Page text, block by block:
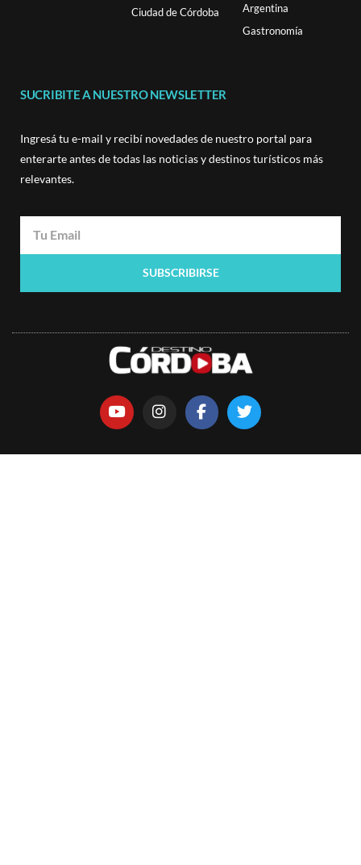
Ciudad de Córdoba
Argentina
Gastronomía
SUCRIBITE A NUESTRO NEWSLETTER
Ingresá tu e-mail y recibí novedades de nuestro portal para
enterarte antes de todas las noticias y destinos turísticos más
relevantes.
SUBSCRIBIRSE